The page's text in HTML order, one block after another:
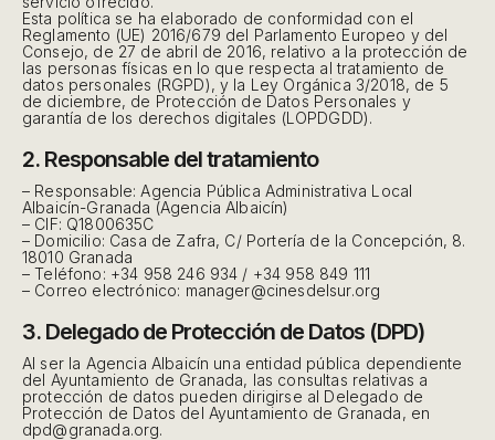
Esta política se ha elaborado de conformidad con el
Reglamento (UE) 2016/679 del Parlamento Europeo y del
Consejo, de 27 de abril de 2016, relativo a la protección de
las personas físicas en lo que respecta al tratamiento de
datos personales (RGPD), y la Ley Orgánica 3/2018, de 5
de diciembre, de Protección de Datos Personales y
garantía de los derechos digitales (LOPDGDD).
2. Responsable del tratamiento
– Responsable: Agencia Pública Administrativa Local
Albaicín-Granada (Agencia Albaicín)
– CIF: Q1800635C
– Domicilio: Casa de Zafra, C/ Portería de la Concepción, 8.
18010 Granada
– Teléfono: +34 958 246 934 / +34 958 849 111
– Correo electrónico: manager@cinesdelsur.org
3. Delegado de Protección de Datos (DPD)
Al ser la Agencia Albaicín una entidad pública dependiente
del Ayuntamiento de Granada, las consultas relativas a
protección de datos pueden dirigirse al Delegado de
Protección de Datos del Ayuntamiento de Granada, en
dpd@granada.org.